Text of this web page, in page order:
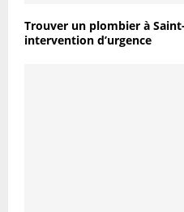
Trouver un plombier à
intervention d’urgence